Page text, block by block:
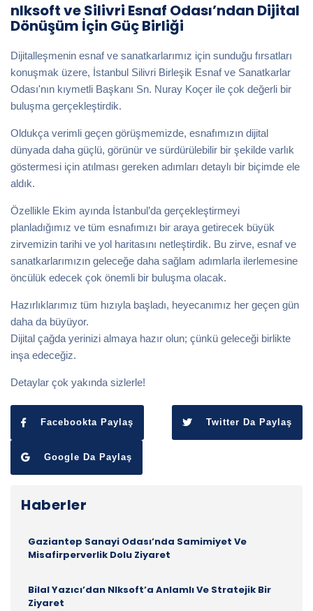
nlksoft ve Silivri Esnaf Odası’ndan Dijital
Dönüşüm İçin Güç Birliği
Dijitalleşmenin esnaf ve sanatkarlarımız için sunduğu fırsatları
konuşmak üzere, İstanbul Silivri Birleşik Esnaf ve Sanatkarlar
Odası'nın kıymetli Başkanı Sn. Nuray Koçer ile çok değerli bir
buluşma gerçekleştirdik.
Oldukça verimli geçen görüşmemizde, esnafımızın dijital
dünyada daha güçlü, görünür ve sürdürülebilir bir şekilde varlık
göstermesi için atılması gereken adımları detaylı bir biçimde ele
aldık.
Özellikle Ekim ayında İstanbul’da gerçekleştirmeyi
planladığımız ve tüm esnafımızı bir araya getirecek büyük
zirvemizin tarihi ve yol haritasını netleştirdik. Bu zirve, esnaf ve
sanatkarlarımızın geleceğe daha sağlam adımlarla ilerlemesine
öncülük edecek çok önemli bir buluşma olacak.
Hazırlıklarımız tüm hızıyla başladı, heyecanımız her geçen gün
daha da büyüyor.
Dijital çağda yerinizi almaya hazır olun; çünkü geleceği birlikte
inşa edeceğiz.
Detaylar çok yakında sizlerle!
Facebookta Paylaş Twitter Da Paylaş
Google Da Paylaş
Haberler
Gaziantep Sanayi Odası’nda Samimiyet Ve
Misafirperverlik Dolu Ziyaret
Bilal Yazıcı’dan Nlksoft’a Anlamlı Ve Stratejik Bir
Ziyaret